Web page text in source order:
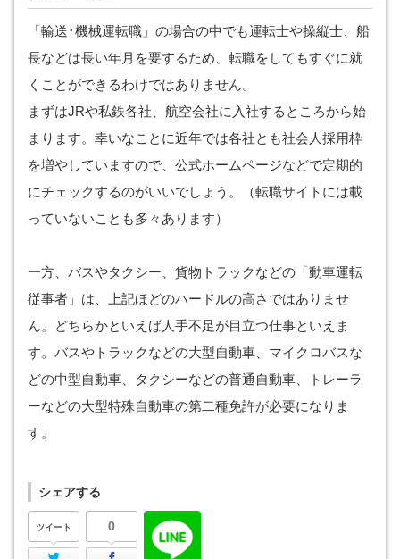
「輸送･機械運転職」の場合の中でも運転士や操縦士、船
長などは長い年月を要するため、転職をしてもすぐに就
くことができるわけではありません。
まずはJRや私鉄各社、航空会社に入社するところから始
まります。幸いなことに近年では各社とも社会人採用枠
を増やしていますので、公式ホームページなどで定期的
にチェックするのがいいでしょう。（転職サイトには載
っていないことも多々あります）
一方、バスやタクシー、貨物トラックなどの「動車運転
従事者」は、上記ほどのハードルの高さではありませ
ん。どちらかといえば人手不足が目立つ仕事といえま
す。バスやトラックなどの大型自動車、マイクロバスな
どの中型自動車、タクシーなどの普通自動車、トレーラ
ーなどの大型特殊自動車の第二種免許が必要になりま
す。
シェアする
ツイート 0